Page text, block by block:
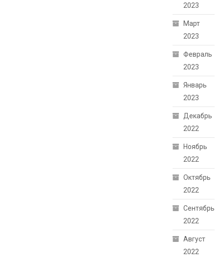
2023
Март
2023
Февраль
2023
Январь
2023
Декабрь
2022
Ноябрь
2022
Октябрь
2022
Сентябрь
2022
Август
2022